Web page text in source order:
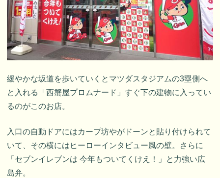
緩やかな坂道を歩いていくとマツダスタジアムの3塁側へ
と入れる「西蟹屋プロムナード」すぐ下の建物に入ってい
るのがこのお店。
入口の自動ドアにはカープ坊やがドーンと貼り付けられて
いて、その横にはヒーローインタビュー風の壁。さらに
「セブンイレブンは 今年もついてくけえ！」と力強い広
島弁。